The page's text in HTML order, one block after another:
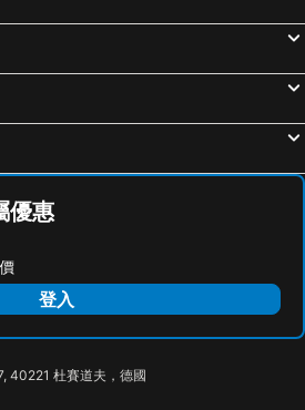
LUNARIS Hotel
Park Lees Hotel
優惠
登入
40221 杜賽道夫，德國